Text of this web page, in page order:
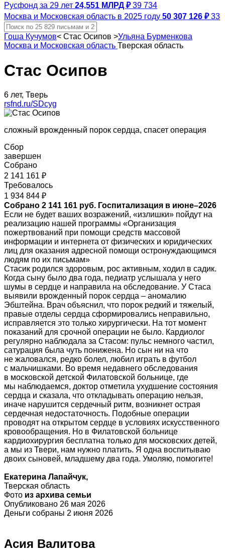
Русфонд за 29 лет 24,551 МЛРД ₽ 39 734
Москва и Московская область в 2025 году 50 307 126 ₽ 33
Гоша Кучумов< Стас Осипов >Ульяна Бурменкова
Москва и Московская область Тверская область
Стас Осипов
6 лет, Тверь
rsfnd.ru/SDcyg
сложный врожденный порок сердца, спасет операция
Сбор
завершен
Собрано
2 141 161 ₽
Требовалось
1 934 844 ₽
Собрано 2 141 161 руб. Госпитализация в июне–2026
Если не будет ваших возражений, «излишки» пойдут на
реализацию нашей программы «Организация
пожертвований при помощи средств массовой
информации и интернета от физических и юридических
лиц для оказания адресной помощи остронуждающимся
людям по их письмам»
Стасик родился здоровым, рос активным, ходил в садик.
Когда сыну было два года, педиатр услышала у него
шумы в сердце и направила на обследование. У Стаса
выявили врожденный порок сердца – аномалию
Эбштейна. Врач объяснил, что порок редкий и тяжелый,
правые отделы сердца сформировались неправильно,
исправляется это только хирургически. На тот момент
показаний для срочной операции не было. Кардиолог
регулярно наблюдала за Стасом: пульс немного частил,
сатурация была чуть понижена. Но сын ни на что
не жаловался, редко болел, любил играть в футбол
с мальчишками. Во время недавнего обследования
в московской детской Филатовской больнице, где
мы наблюдаемся, доктор отметила ухудшение состояния
сердца и сказала, что откладывать операцию нельзя,
иначе нарушится сердечный ритм, возникнет острая
сердечная недостаточность. Подобные операции
проводят на открытом сердце в условиях искусственного
кровообращения. Но в Филатовской больнице
кардиохирургия бесплатна только для московских детей,
а мы из Твери, нам нужно платить. Я одна воспитываю
двоих сыновей, младшему два года. Умоляю, помогите!
Екатерина Лапайчук,
Тверская область
Фото из архива семьи
Опубликовано 26 мая 2026
Деньги собраны 2 июня 2026
Асия Валитова